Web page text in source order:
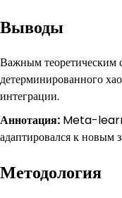
Выводы
Важным теоретическим
детерминированного
интеграции.
Аннотация: Meta-
адаптировался к новым
Методология